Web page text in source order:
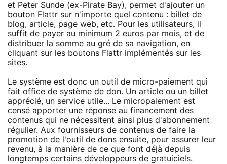
et Peter Sunde (ex-Pirate Bay), permet d'ajouter un
bouton Flattr sur n'importe quel contenu : billet de
blog, article, page web, etc. Pour les utilisateurs, il
suffit de payer au minimum 2 euros par mois, et de
distribuer la somme au gré de sa navigation, en
cliquant sur les boutons Flattr implémentés sur les
sites.
Le système est donc un outil de micro-paiement qui
fait office de système de don. Un article ou un billet
apprécié, un service utile... Le micropaiement est
censé apporter une réponse au financement des
contenus qui ne nécessitent ainsi plus d'abonnement
régulier. Aux fournisseurs de contenus de faire la
promotion de l'outil de dons ensuite, pour assurer leur
revenu, à la manière de ce que font déjà depuis
longtemps certains développeurs de gratuiciels.